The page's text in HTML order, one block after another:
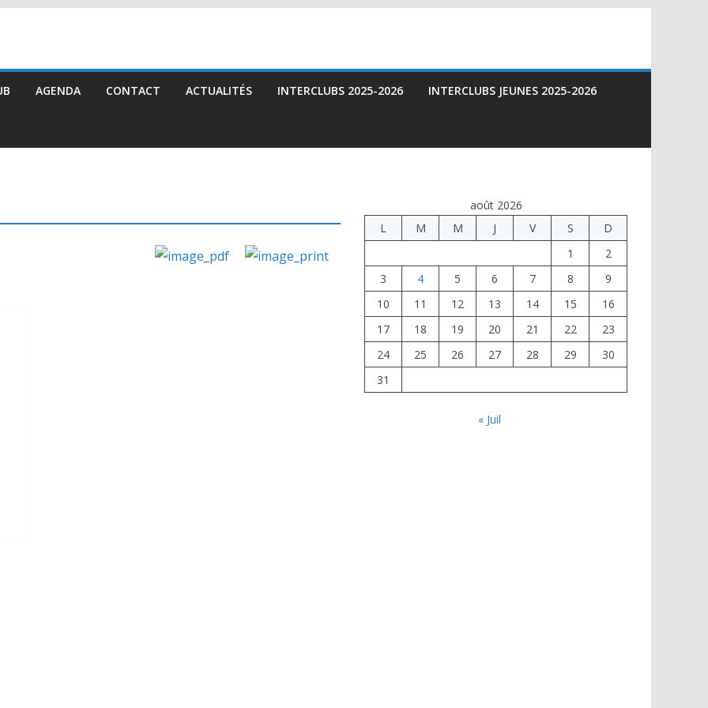
AGENDA CONTACT ACTUALITÉS INTERCLUBS 2025-2026 INTERCLUBS JEUNES 2025-2026
août 2026
L
M M J V S
D
1
2
3
4 5 6 7 8
9
10
11 12 13 14 15
16
17
18 19 20 21 22
23
24
25 26 27 28 29
30
31
« Juil